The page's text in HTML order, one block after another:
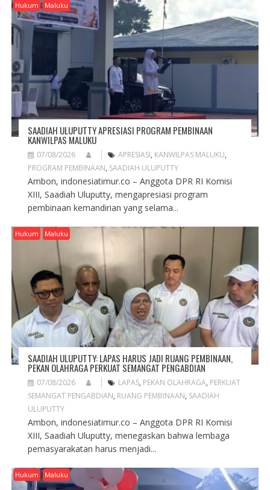
A
T
O
Hukum Maluku
SAADIAH ULUPUTTY APRESIASI PROGRAM PEMBINAAN
KANWILPAS MALUKU
07/08/2026 APRESIASI, KANWILPAS MALUKU,
PROGRAM PEMBINAAN, SAADIAH ULUPUTTY
Ambon, indonesiatimur.co – Anggota DPR RI Komisi
XIII, Saadiah Uluputty, mengapresiasi program
pembinaan kemandirian yang selama...
Hukum Maluku
SAADIAH ULUPUTTY: LAPAS HARUS JADI RUANG PEMBINAAN,
PEKAN OLAHRAGA PERKUAT SEMANGAT PENGABDIAN
07/08/2026 LAPAS, PEKAN OLAHRAGA, PERKUAT
SEMANGAT PENGABDIAN, RUANG PEMBINAAN, SAADIAH
ULUPUTTY
Ambon, indonesiatimur.co – Anggota DPR RI Komisi
XIII, Saadiah Uluputty, menegaskan bahwa lembaga
pemasyarakatan harus menjadi...
Hukum Maluku